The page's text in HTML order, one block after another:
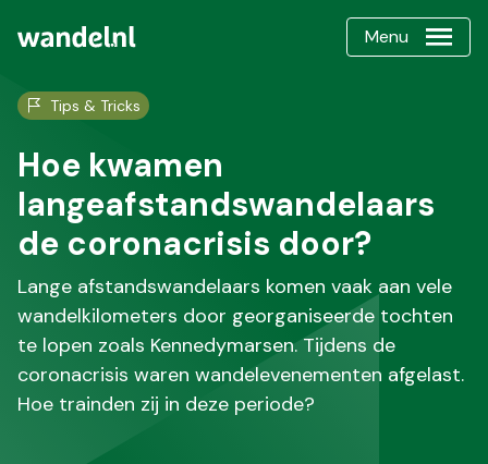
Menu
Tips & Tricks
Hoe kwamen
langeafstandswandelaars
de coronacrisis door?
Lange afstandswandelaars komen vaak aan vele
wandelkilometers door georganiseerde tochten
te lopen zoals Kennedymarsen. Tijdens de
coronacrisis waren wandelevenementen afgelast.
Hoe trainden zij in deze periode?